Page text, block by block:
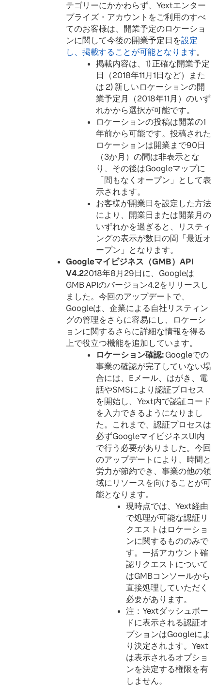
テゴリーにかかわらず、Yextエンター
プライズ・アカウントをご利用のすべ
てのお客様は、開業予定のロケーショ
ンに関して今後の開業予定日を設定
し、掲載することが可能となります。
掲載内容は、1) 正確な開業予定
日（2018年11月1日など）また
は 2) 新しいロケーションの開
業予定月（2018年11月）のいず
れかから選択が可能です。
ロケーションの投稿は開業の1
年前から可能です。投稿された
ロケーションは開業まで90日
（3か月）の間は非表示とな
り、その後はGoogleマップに
「間もなくオープン」として表
示されます。
お客様が開業日を設定した方法
により、開業日または開業月の
いずれかを過ぎると、リスティ
ングの表示が数日の間「最近オ
ープン」となります。
Googleマイビジネス（GMB）API
V4.22018年8月29日に、Googleは
GMB APIのバージョン4.2をリリースし
ました。今回のアップデートで、
Googleは、企業による自社リスティン
グの管理をさらに容易にし、ロケーシ
ョンに関するさらに詳細な情報を得る
上で役立つ機能を追加しています。
ロケーション確認:Googleでの
事業の確認が完了していない場
合には、Eメール、はがき、電
話やSMSにより認証プロセス
を開始し、Yext内で認証コード
を入力できるようになりまし
た。これまで、認証プロセスは
必ずGoogleマイビジネスUI内
で行う必要がありました。今回
のアップデートにより、時間と
労力が節約でき、事業の他の領
域にリソースを向けることが可
能となります。
現時点では、Yext経由
で処理が可能な認証リ
クエストはロケーショ
ンに関するもののみで
す。一括アカウント確
認リクエストについて
はGMBコンソールから
直接処理していただく
必要があります。
注：Yextダッシュボー
ドに表示される認証オ
プションはGoogleによ
り決定されます。Yext
は表示されるオプショ
ンを決定する権限を有
しません。